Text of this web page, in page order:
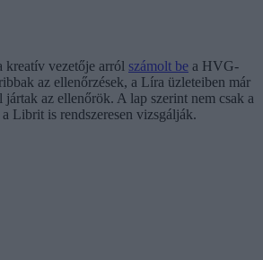
vezetője arról számolt be a HVG-
az ellenőrzések, a Líra üzleteiben már
az ellenőrök. A lap szerint nem csak a
Librit is rendszeresen vizsgálják.